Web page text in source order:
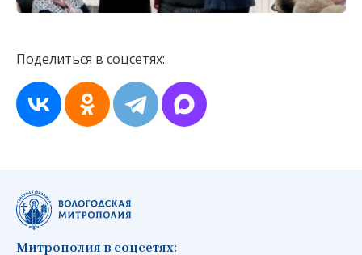
Поделиться в соцсетях:
Митрополия в соцсетях: